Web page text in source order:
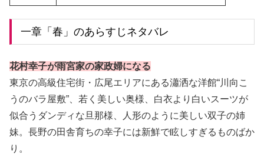
一章「春」のあらすじネタバレ
花村幸子が雨宮家の家政婦になる
東京の高級住宅街・広尾エリアにある瀟洒な洋館“川向こ
うのバラ屋敷”、若く美しい奥様、白衣より白いスーツが
似合うダンディな旦那様、人形のように美しい双子の姉
妹。長野の田舎育ちの幸子には新鮮で眩しすぎるものばか
り。